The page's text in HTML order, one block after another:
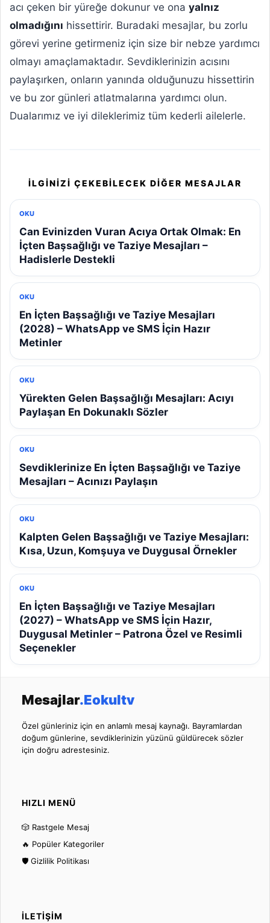
acı çeken bir yüreğe dokunur ve ona yalnız
olmadığını hissettirir. Buradaki mesajlar, bu zorlu
görevi yerine getirmeniz için size bir nebze yardımcı
olmayı amaçlamaktadır. Sevdiklerinizin acısını
paylaşırken, onların yanında olduğunuzu hissettirin
ve bu zor günleri atlatmalarına yardımcı olun.
Dualarımız ve iyi dileklerimiz tüm kederli ailelerle.
İLGINIZI ÇEKEBILECEK DIĞER MESAJLAR
OKU
Can Evinizden Vuran Acıya Ortak Olmak: En
İçten Başsağlığı ve Taziye Mesajları –
Hadislerle Destekli
OKU
En İçten Başsağlığı ve Taziye Mesajları
(2028) – WhatsApp ve SMS İçin Hazır
Metinler
OKU
Yürekten Gelen Başsağlığı Mesajları: Acıyı
Paylaşan En Dokunaklı Sözler
OKU
Sevdiklerinize En İçten Başsağlığı ve Taziye
Mesajları – Acınızı Paylaşın
OKU
Kalpten Gelen Başsağlığı ve Taziye Mesajları:
Kısa, Uzun, Komşuya ve Duygusal Örnekler
OKU
En İçten Başsağlığı ve Taziye Mesajları
(2027) – WhatsApp ve SMS İçin Hazır,
Duygusal Metinler – Patrona Özel ve Resimli
Seçenekler
Mesajlar.Eokultv
Özel günleriniz için en anlamlı mesaj kaynağı. Bayramlardan
doğum günlerine, sevdiklerinizin yüzünü güldürecek sözler
için doğru adrestesiniz.
HIZLI MENÜ
🎲 Rastgele Mesaj
🔥 Popüler Kategoriler
🛡️ Gizlilik Politikası
İLETIŞIM